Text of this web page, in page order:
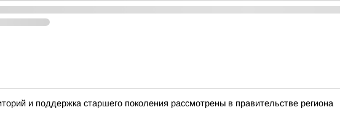
и поддержка старшего поколения рассмотрены в правительстве региона